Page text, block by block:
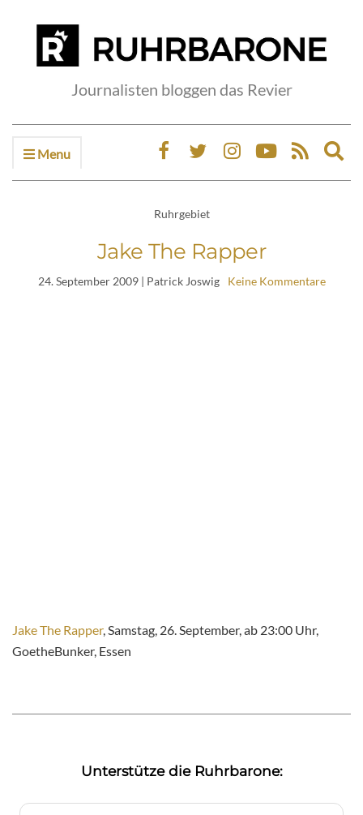
Journalisten bloggen das Revier
Menu
Ruhrgebiet
Jake The Rapper
24. September 2009| Patrick Joswig Keine Kommentare
Jake The Rapper, Samstag, 26. September, ab 23:00 Uhr,
GoetheBunker, Essen
Unterstütze die Ruhrbarone: